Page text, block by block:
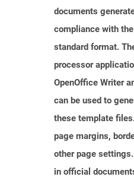
documents
compliance with the
standard format.
processor
OpenOffice Writer
can be used to
these template
page margins,
other page
in official